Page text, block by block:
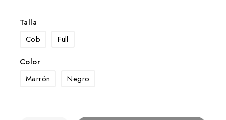
Talla
Cob
Full
Color
Marrón
Negro